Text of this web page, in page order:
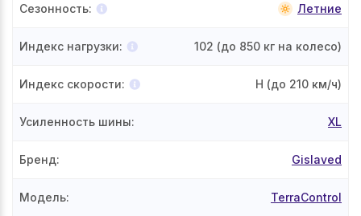
Сезонность: Летние
Индекс нагрузки: 102 (до 850 кг на колесо)
Индекс скорости: H (до 210 км/ч)
Усиленность шины: XL
Бренд: Gislaved
Модель: TerraControl